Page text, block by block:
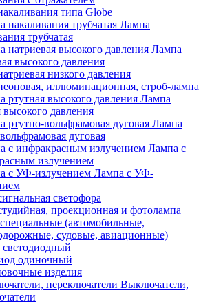
типа Globe
Лампа
трубчатая
Лампа
высокого давления
низкого давления
иллюминационная, строб-лампа
Лампа
высокого давления
Лампа
дуговая
Лампа с
излучением
Лампа с УФ-
светофора
проекционная и фотолампа
(автомобильные,
судовые, авиационные)
одиночный
изделия
Выключатели,